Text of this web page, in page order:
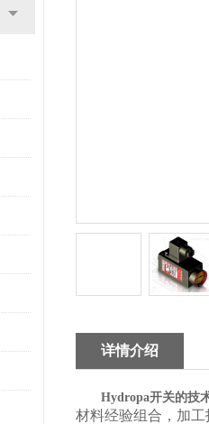
详情介绍
Hydropa开关的技
材料经验组合，加